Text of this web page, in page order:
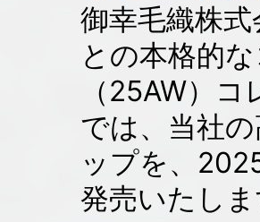
御幸毛織株
との本格的
（25AW）
では、当社
ップを、
発売いたしま